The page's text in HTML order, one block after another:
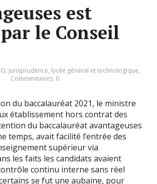
est
le Conseil
, Jurisprudence, lycée général et technologique,
Commentaires: 0
du baccalauréat 2021, le ministre
établissement hors contrat des
du baccalauréat avantageuses
temps, avait facilité l’entrée des
supérieur via
les faits les candidats avaient
continu interne sans réel
se fut une aubaine, pour